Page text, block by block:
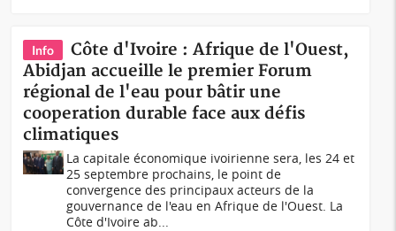
Info
Côte d'Ivoire : Afrique de l'Ouest,
Abidjan accueille le premier Forum
régional de l'eau pour bâtir une
cooperation durable face aux défis
climatiques
La capitale économique ivoirienne sera, les 24 et
25 septembre prochains, le point de
convergence des principaux acteurs de la
gouvernance de l'eau en Afrique de l'Ouest. La
Côte d'Ivoire ab...